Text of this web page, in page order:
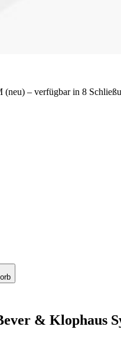
– verfügbar in 8
& Klophaus